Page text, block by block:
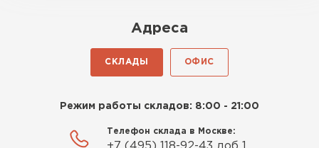
Адреса
СКЛАДЫ ОФИС
Режим работы складов: 8:00 - 21:00
Телефон склада в Москве: